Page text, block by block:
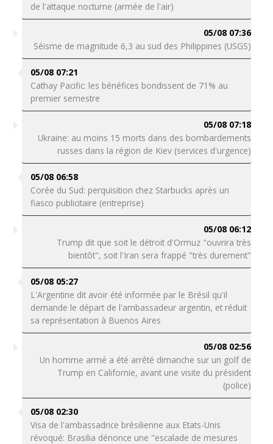
de l'attaque nocturne (armée de l'air)
05/08 07:36
Séisme de magnitude 6,3 au sud des Philippines (USGS)
05/08 07:21
Cathay Pacific: les bénéfices bondissent de 71% au
premier semestre
05/08 07:18
Ukraine: au moins 15 morts dans des bombardements
russes dans la région de Kiev (services d'urgence)
05/08 06:58
Corée du Sud: perquisition chez Starbucks après un
fiasco publicitaire (entreprise)
05/08 06:12
Trump dit que soit le détroit d'Ormuz "ouvrira très
bientôt", soit l'Iran sera frappé "très durement"
05/08 05:27
L'Argentine dit avoir été informée par le Brésil qu'il
demande le départ de l'ambassadeur argentin, et réduit
sa représentation à Buenos Aires
05/08 02:56
Un homme armé a été arrêté dimanche sur un golf de
Trump en Californie, avant une visite du président
(police)
05/08 02:30
Visa de l'ambassadrice brésilienne aux Etats-Unis
révoqué: Brasilia dénonce une "escalade de mesures